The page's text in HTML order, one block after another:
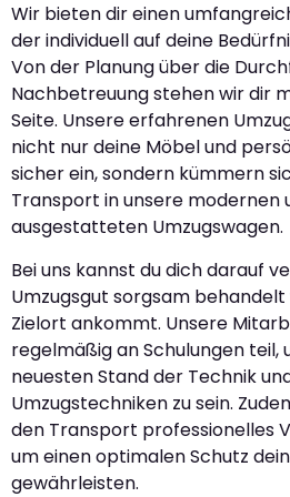
Wir bieten dir einen
der individuell auf deine
Von der Planung über die
Nachbetreuung stehen wir dir
Seite. Unsere erfahrenen
nicht nur deine Möbel und
sicher ein, sondern kümmern
Transport in unsere modernen
ausgestatteten Umzugswagen.
Bei uns kannst du dich darauf
Umzugsgut sorgsam
Zielort ankommt. Unsere
regelmäßig an Schulungen teil,
neuesten Stand der Technik
Umzugstechniken zu sein.
den Transport professionelles
um einen optimalen Schutz
gewährleisten.